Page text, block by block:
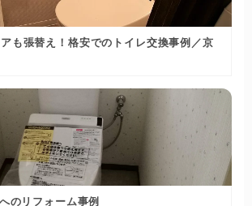
も張替え！格安でのトイレ交換事例／京
のリフォーム事例